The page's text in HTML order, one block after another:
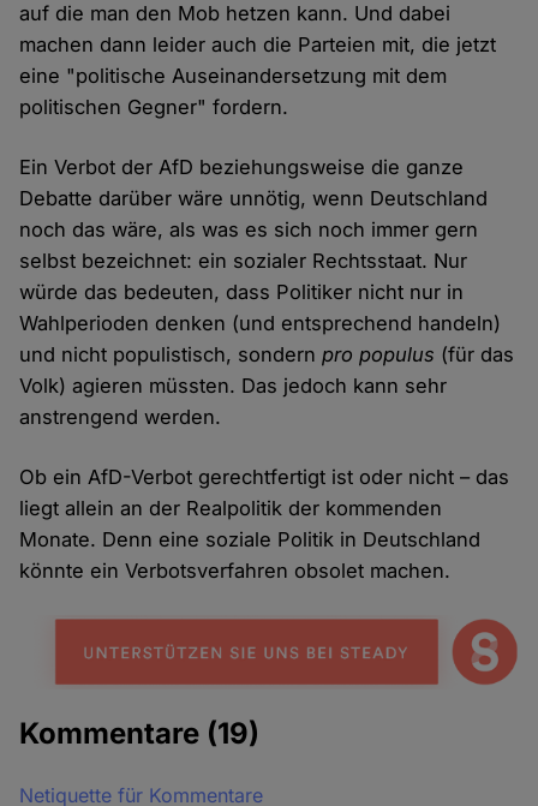
auf die man den Mob hetzen kann. Und dabei
machen dann leider auch die Parteien mit, die jetzt
eine "politische Auseinandersetzung mit dem
politischen Gegner" fordern.
Ein Verbot der AfD beziehungsweise die ganze
Debatte darüber wäre unnötig, wenn Deutschland
noch das wäre, als was es sich noch immer gern
selbst bezeichnet: ein sozialer Rechtsstaat. Nur
würde das bedeuten, dass Politiker nicht nur in
Wahlperioden denken (und entsprechend handeln)
und nicht populistisch, sondernpro populus (für das
Volk) agieren müssten. Das jedoch kann sehr
anstrengend werden.
Ob ein AfD-Verbot gerechtfertigt ist oder nicht – das
liegt allein an der Realpolitik der kommenden
Monate. Denn eine soziale Politik in Deutschland
könnte ein Verbotsverfahren obsolet machen.
Kommentare (19)
Netiquette für Kommentare